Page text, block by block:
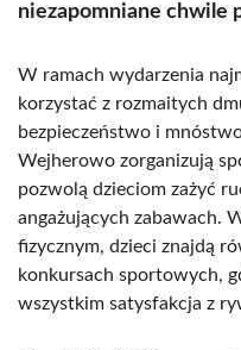
niezapomniane chwile
W ramach wydarzenia
korzystać z rozmaitych
bezpieczeństwo i
Wejherowo zorganizują
pozwolą dzieciom zażyć
angażujących zabawach.
fizycznym, dzieci znajdą
konkursach sportowych,
wszystkim satysfakcja z